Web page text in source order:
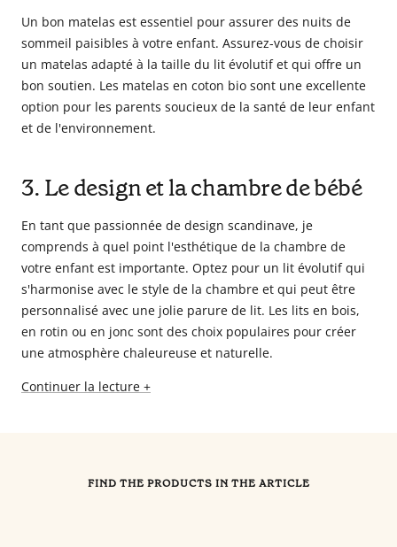
Un bon matelas est essentiel pour assurer des nuits de
sommeil paisibles à votre enfant. Assurez-vous de choisir
un matelas adapté à la taille du lit évolutif et qui offre un
bon soutien. Les matelas en coton bio sont une excellente
option pour les parents soucieux de la santé de leur enfant
et de l'environnement.
3. Le design et la chambre de bébé
En tant que passionnée de design scandinave, je
comprends à quel point l'esthétique de la chambre de
votre enfant est importante. Optez pour un lit évolutif qui
s'harmonise avec le style de la chambre et qui peut être
personnalisé avec une jolie parure de lit. Les lits en bois,
en rotin ou en jonc sont des choix populaires pour créer
une atmosphère chaleureuse et naturelle.
Continuer la lecture +
FIND THE PRODUCTS IN THE ARTICLE